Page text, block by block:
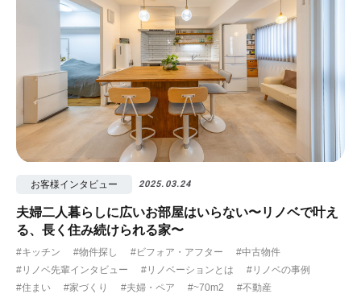
#中古物件 #ペット #フルリノベーション
#無垢フローリング #視覚効果 #予算
#照明 #タイル #書斎 #洗面所
#リノベ先輩インタビュー #広みせ！
お客様インタビュー 2025.03.24
夫婦二人暮らしに広いお部屋はいらない〜リノベで叶え
る、長く住み続けられる家〜
#キッチン #物件探し #ビフォア・アフター
#中古物件
#リノベ先輩インタビュー
#リノベーションとは
#リノベの事例
#住まい
#家づくり #夫婦・ペア #~70m2
#不動産